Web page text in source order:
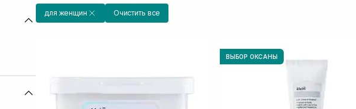
для женщин Очистить все
ВЫБОР ОКСАНЫ